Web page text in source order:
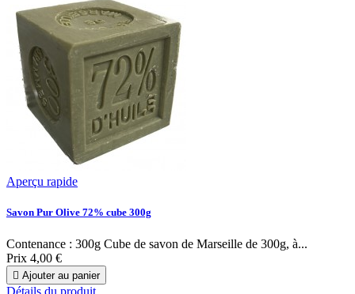
Aperçu rapide
Savon Pur Olive 72% cube 300g
Contenance : 300g Cube de savon de Marseille de 300g, à...
Prix 4,00 €
 Ajouter au panier
Détails du produit